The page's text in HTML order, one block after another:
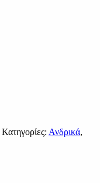
Κατηγορίες: Ανδρικά,